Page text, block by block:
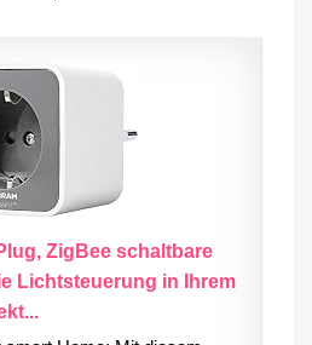
ZigBee schaltbare
Lichtsteuerung in Ihrem